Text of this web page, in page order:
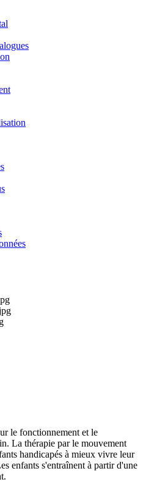
le fonctionnement et le
La thérapie par le mouvement
handicapés à mieux vivre leur
enfants s'entraînent à partir d'une